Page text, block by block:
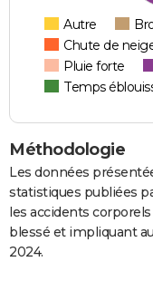
Autre
Chute de
Pluie forte
Temps
Méthodologie
Les données
statistiques publiées
les accidents
blessé et impliquant
2024.